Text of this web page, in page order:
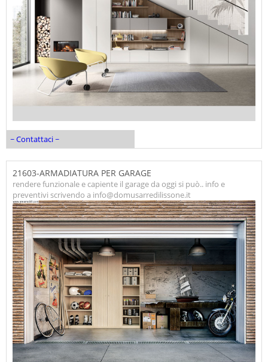
~ Contattaci ~
21603-ARMADIATURA PER GARAGE
rendere funzionale e capiente il garage da oggi si può.. info e
preventivi scrivendo a info@domusarredilissone.it